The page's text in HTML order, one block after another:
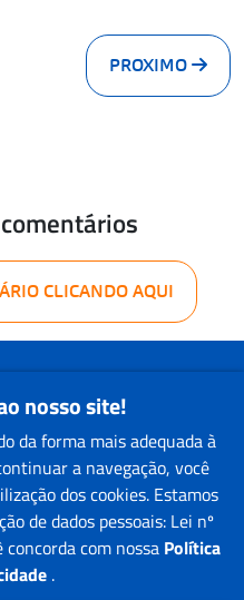
nosso site!
da forma mais adequada à
a navegação, você
dos cookies. Estamos
de dados pessoais: Lei nº
com nossa Política
.
PROXIMO
CLICANDO AQUI
Nossas Lojas
Faça um Orçamento
Pintor Parceiro
Blog
Trabalhe Conosco
Acesso à Área Restrita
Seja um franqueado